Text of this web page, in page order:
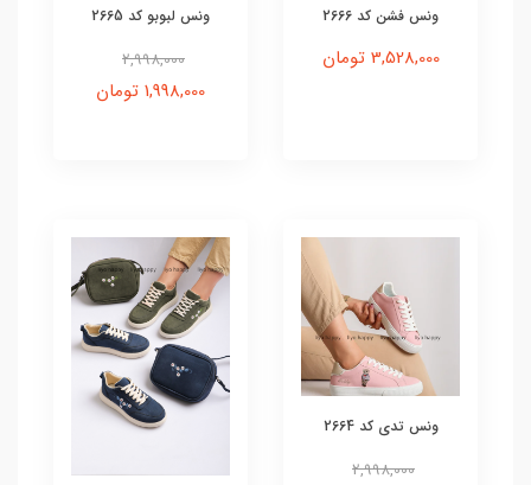
ونس فشن کد 2666
3,528,000 تومان
ونس لبوبو کد 2665
2,998,000
1,998,000 تومان
ونس تدی کد 2664
2,998,000